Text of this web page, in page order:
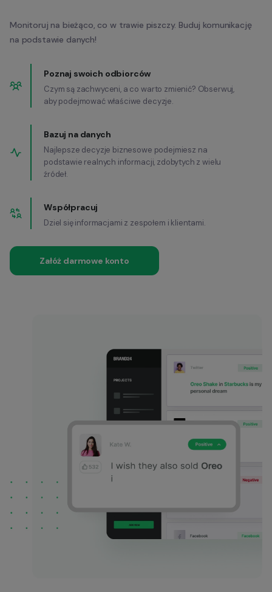
Monitoruj na bieżąco, co w trawie piszczy. Buduj komunikację
na podstawie danych!
Poznaj swoich odbiorców
Czym są zachwyceni, a co warto zmienić? Obserwuj,
aby podejmować właściwe decyzje.
Bazuj na danych
Najlepsze decyzje biznesowe podejmiesz na
podstawie realnych informacji, zdobytych z wielu
źródeł.
Współpracuj
Dziel się informacjami z zespołem i klientami.
Załóż darmowe konto